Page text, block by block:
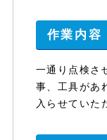
作業内容
一通り点検さ
事、工具があ
入らせていた